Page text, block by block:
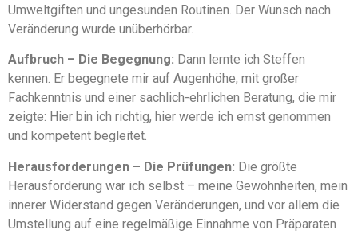
Umweltgiften und ungesunden Routinen. Der Wunsch nach
Veränderung wurde unüberhörbar.
Aufbruch – Die Begegnung: Dann lernte ich Steffen
kennen. Er begegnete mir auf Augenhöhe, mit großer
Fachkenntnis und einer sachlich-ehrlichen Beratung, die mir
zeigte: Hier bin ich richtig, hier werde ich ernst genommen
und kompetent begleitet.
Herausforderungen – Die Prüfungen: Die größte
Herausforderung war ich selbst – meine Gewohnheiten, mein
innerer Widerstand gegen Veränderungen, und vor allem die
Umstellung auf eine regelmäßige Einnahme von Präparaten